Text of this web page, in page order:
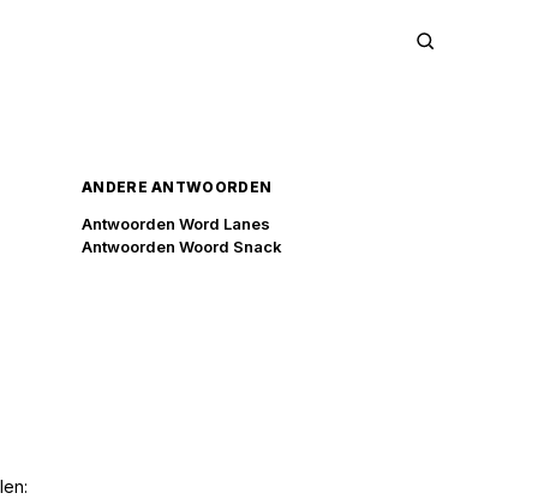
ANDERE ANTWOORDEN
Antwoorden Word Lanes
Antwoorden Woord Snack